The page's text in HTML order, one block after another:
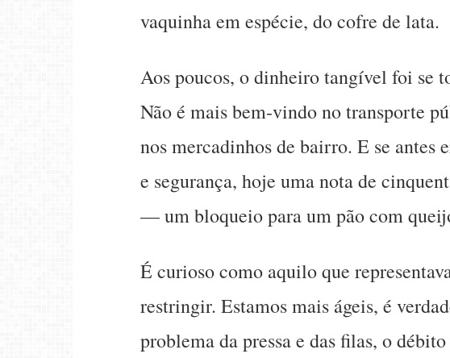
vaquinha em espécie, do cofre de lata.
Aos poucos, o dinheiro tangível foi se
Não é mais bem-vindo no transporte
nos mercadinhos de bairro. E se antes
e segurança, hoje uma nota de
— um bloqueio para um pão com
É curioso como aquilo que
restringir. Estamos mais ágeis, é
problema da pressa e das filas, o